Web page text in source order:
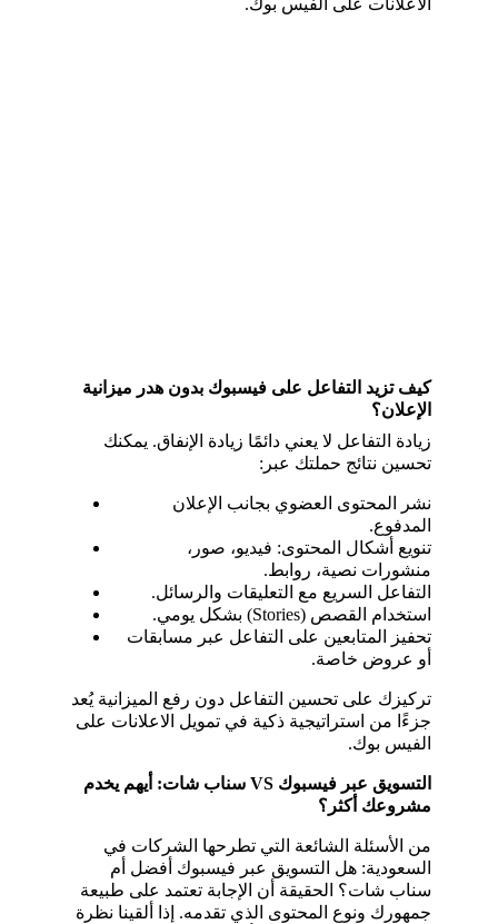
الاعلانات على الفيس بوك.
كيف تزيد التفاعل على فيسبوك بدون هدر ميزانية
الإعلان؟
زيادة التفاعل لا يعني دائمًا زيادة الإنفاق. يمكنك
تحسين نتائج حملتك عبر:
نشر المحتوى العضوي بجانب الإعلان
المدفوع.
تنويع أشكال المحتوى: فيديو، صور،
منشورات نصية، روابط.
التفاعل السريع مع التعليقات والرسائل.
استخدام القصص (Stories) بشكل يومي.
تحفيز المتابعين على التفاعل عبر مسابقات
أو عروض خاصة.
تركيزك على تحسين التفاعل دون رفع الميزانية يُعد
جزءًا من استراتيجية ذكية في تمويل الاعلانات على
الفيس بوك.
التسويق عبر فيسبوك VS سناب شات: أيهم يخدم
مشروعك أكثر؟
من الأسئلة الشائعة التي تطرحها الشركات في
السعودية: هل التسويق عبر فيسبوك أفضل أم
سناب شات؟ الحقيقة أن الإجابة تعتمد على طبيعة
جمهورك ونوع المحتوى الذي تقدمه. إذا ألقينا نظرة